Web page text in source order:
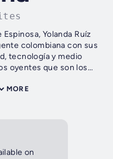
Yolanda Ruíz
colombiana con sus
tecnología y medio
oyentes que son los
MORE
on